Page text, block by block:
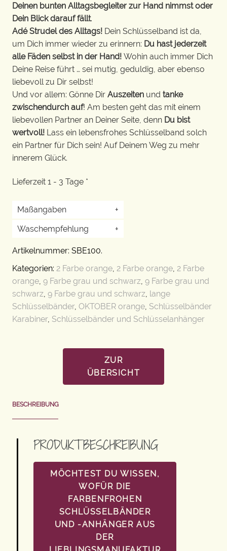
Deinen bunten Alltagsbegleiter zur Hand nimmst oder
Dein Blick darauf fällt.
Adé Strudel des Alltags! Dein Schlüsselband ist da,
um Dich immer wieder zu erinnern: Du hast jederzeit
alle Fäden selbst in der Hand! Wohin auch immer Dich
Deine Reise führt … sei mutig, geduldig, aber ebenso
liebevoll zu Dir selbst!
Und vor allem: Gönne Dir Auszeiten und tanke
zwischendurch auf! Am besten geht das mit einem
liebevollen Partner an Deiner Seite, denn Du bist
wertvoll! Lass ein lebensfrohes Schlüsselband solch
ein Partner für Dich sein! Auf Deinem Weg zu mehr
innerem Glück.
Lieferzeit 1 - 3 Tage *
Maßangaben
+
Waschempfehlung
+
Artikelnummer: SBE100.
Kategorien: 2 Farbe orange, 2 Farbe orange, 2 Farbe
orange, 9 Farbe grau und schwarz, 9 Farbe grau und
schwarz, 9 Farbe grau und schwarz, lange
Schlüsselbänder, OKTOBER orange, Schlüsselbänder
Karabiner, Schlüsselbänder und Schlüsselanhänger
ZUR
ÜBERSICHT
BESCHREIBUNG
PRODUKTBESCHREIBUNG
MÖCHTEST DU WISSEN,
WOFÜR DIE
FARBENFROHEN
SCHLÜSSELBÄNDER
UND -ANHÄNGER AUS
DER